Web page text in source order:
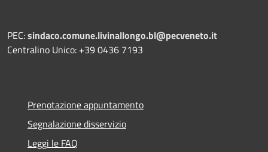
PEC:sindaco.comune.livinallongo.bl@pecveneto.it
Centralino Unico: +39 0436 7193
Prenotazione appuntamento
Segnalazione disservizio
Leggi le FAQ